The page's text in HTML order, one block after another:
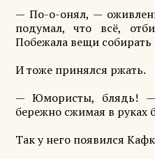
— По-о-онял, —
подумал, что всё,
Побежала вещи собирать
И тоже принялся ржать.
— Юмористы, блядь!
бережно сжимая в руках
Так у него появился